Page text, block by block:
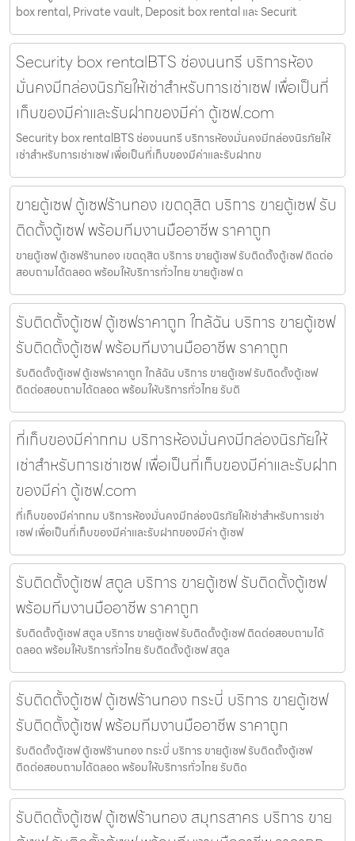
box rental, Private vault, Deposit box rental และ Securit
Security box rentalBTS ช่องนนทรี บริการห้อง
มั่นคงมีกล่องนิรภัยให้เช่าสำหรับการเช่าเซฟ เพื่อเป็นที่
เก็บของมีค่าและรับฝากของมีค่า ตู้เซฟ.com
Security box rentalBTS ช่องนนทรี บริการห้องมั่นคงมีกล่องนิรภัยให้
เช่าสำหรับการเช่าเซฟ เพื่อเป็นที่เก็บของมีค่าและรับฝากข
ขายตู้เซฟ ตู้เซฟร้านทอง เขตดุสิต บริการ ขายตู้เซฟ รับ
ติดตั้งตู้เซฟ พร้อมทีมงานมืออาชีพ ราคาถูก
ขายตู้เซฟ ตู้เซฟร้านทอง เขตดุสิต บริการ ขายตู้เซฟ รับติดตั้งตู้เซฟ ติดต่อ
สอบถามได้ตลอด พร้อมให้บริการทั่วไทย ขายตู้เซฟ ต
รับติดตั้งตู้เซฟ ตู้เซฟราคาถูก ใกล้ฉัน บริการ ขายตู้เซฟ
รับติดตั้งตู้เซฟ พร้อมทีมงานมืออาชีพ ราคาถูก
รับติดตั้งตู้เซฟ ตู้เซฟราคาถูก ใกล้ฉัน บริการ ขายตู้เซฟ รับติดตั้งตู้เซฟ
ติดต่อสอบถามได้ตลอด พร้อมให้บริการทั่วไทย รับติ
ที่เก็บของมีค่ากทม บริการห้องมั่นคงมีกล่องนิรภัยให้
เช่าสำหรับการเช่าเซฟ เพื่อเป็นที่เก็บของมีค่าและรับฝาก
ของมีค่า ตู้เซฟ.com
ที่เก็บของมีค่ากทม บริการห้องมั่นคงมีกล่องนิรภัยให้เช่าสำหรับการเช่า
เซฟ เพื่อเป็นที่เก็บของมีค่าและรับฝากของมีค่า ตู้เซฟ
รับติดตั้งตู้เซฟ สตูล บริการ ขายตู้เซฟ รับติดตั้งตู้เซฟ
พร้อมทีมงานมืออาชีพ ราคาถูก
รับติดตั้งตู้เซฟ สตูล บริการ ขายตู้เซฟ รับติดตั้งตู้เซฟ ติดต่อสอบถามได้
ตลอด พร้อมให้บริการทั่วไทย รับติดตั้งตู้เซฟ สตูล
รับติดตั้งตู้เซฟ ตู้เซฟร้านทอง กระบี่ บริการ ขายตู้เซฟ
รับติดตั้งตู้เซฟ พร้อมทีมงานมืออาชีพ ราคาถูก
รับติดตั้งตู้เซฟ ตู้เซฟร้านทอง กระบี่ บริการ ขายตู้เซฟ รับติดตั้งตู้เซฟ
ติดต่อสอบถามได้ตลอด พร้อมให้บริการทั่วไทย รับติด
รับติดตั้งตู้เซฟ ตู้เซฟร้านทอง สมุทรสาคร บริการ ขาย